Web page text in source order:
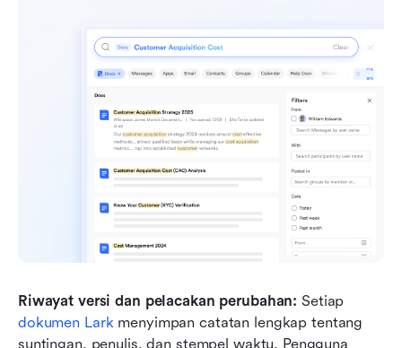
Riwayat versi dan pelacakan perubahan:
dokumen Lark menyimpan catatan lengkap tentang
suntingan, penulis, dan stempel waktu. Pengguna